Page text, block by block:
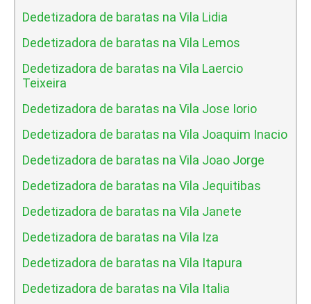
Dedetizadora de baratas na Vila Lidia
Dedetizadora de baratas na Vila Lemos
Dedetizadora de baratas na Vila Laercio
Teixeira
Dedetizadora de baratas na Vila Jose Iorio
Dedetizadora de baratas na Vila Joaquim Inacio
Dedetizadora de baratas na Vila Joao Jorge
Dedetizadora de baratas na Vila Jequitibas
Dedetizadora de baratas na Vila Janete
Dedetizadora de baratas na Vila Iza
Dedetizadora de baratas na Vila Itapura
Dedetizadora de baratas na Vila Italia